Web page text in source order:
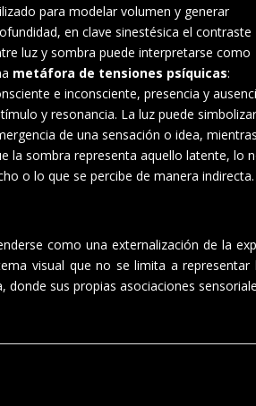
para modelar volumen y generar
en clave sinestésica el contraste
luz y sombra puede interpretarse como
metáfora de tensiones psíquicas:
e inconsciente, presencia y
y resonancia. La luz puede
de una sensación o idea, mientras
la sombra representa aquello latente, lo
o lo que se percibe de manera indirecta.
como una externalización de la
visual que no se limita a
sus propias asociaciones